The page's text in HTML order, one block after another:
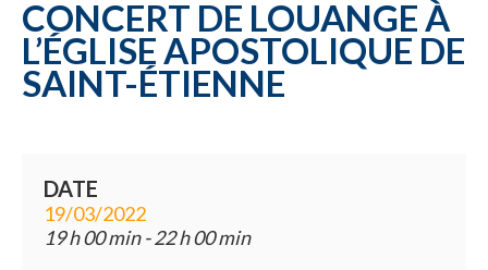
Une commune
CONCERT DE LOUANGE À
L’ÉGLISE APOSTOLIQUE DE
SAINT-ÉTIENNE
DATE
19/03/2022
19 h 00 min - 22 h 00 min